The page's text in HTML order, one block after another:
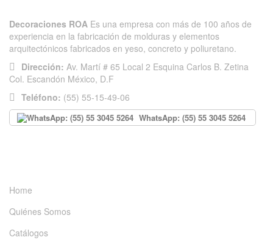
Decoraciones ROA Es una empresa con más de 100 años de
experiencia en la fabricación de molduras y elementos
arquitectónicos fabricados en yeso, concreto y poliuretano.
Dirección: Av. Martí # 65 Local 2 Esquina Carlos B. Zetina
Col. Escandón México, D.F
Teléfono: (55) 55-15-49-06
WhatsApp: (55) 55 3045 5264
Home
Quiénes Somos
Catálogos